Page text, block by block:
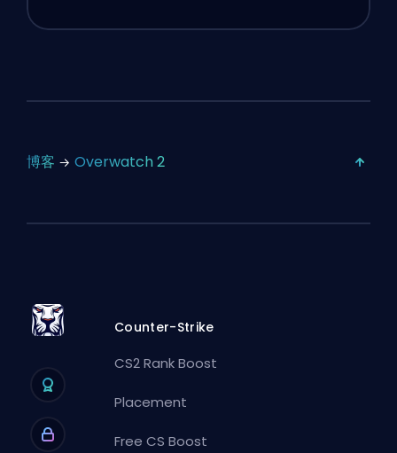
博客 Overwatch 2
Counter-Strike
CS2 Rank Boost
Placement
Free CS Boost